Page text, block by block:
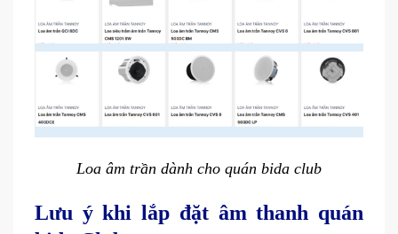
Loa âm trần dành cho quán bida club
Lưu ý khi lắp đặt âm thanh quán